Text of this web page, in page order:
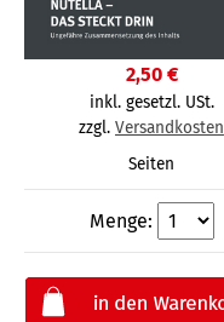
2,50 €
inkl. gesetzl. USt.
zzgl. Versandkosten
Seiten
Menge: